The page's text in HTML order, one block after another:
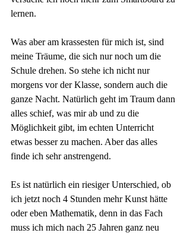
lernen.
Was aber am krassesten für mich ist, sind
meine Träume, die sich nur noch um die
Schule drehen. So stehe ich nicht nur
morgens vor der Klasse, sondern auch die
ganze Nacht. Natürlich geht im Traum dann
alles schief, was mir ab und zu die
Möglichkeit gibt, im echten Unterricht
etwas besser zu machen. Aber das alles
finde ich sehr anstrengend.
Es ist natürlich ein riesiger Unterschied, ob
ich jetzt noch 4 Stunden mehr Kunst hätte
oder eben Mathematik, denn in das Fach
muss ich mich nach 25 Jahren ganz neu